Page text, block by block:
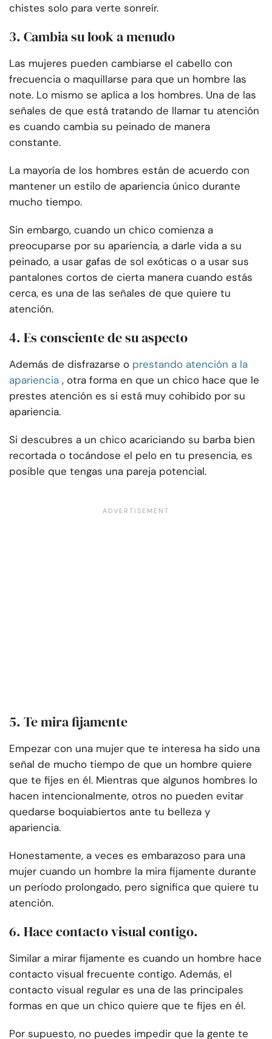
chistes solo para verte sonreír.
3. Cambia su look a menudo
Las mujeres pueden cambiarse el cabello con
frecuencia o maquillarse para que un hombre las
note. Lo mismo se aplica a los hombres. Una de las
señales de que está tratando de llamar tu atención
es cuando cambia su peinado de manera
constante.
La mayoría de los hombres están de acuerdo con
mantener un estilo de apariencia único durante
mucho tiempo.
Sin embargo, cuando un chico comienza a
preocuparse por su apariencia, a darle vida a su
peinado, a usar gafas de sol exóticas o a usar sus
pantalones cortos de cierta manera cuando estás
cerca, es una de las señales de que quiere tu
atención.
4. Es consciente de su aspecto
Además de disfrazarse o prestando atención a la
apariencia , otra forma en que un chico hace que le
prestes atención es si está muy cohibido por su
apariencia.
Si descubres a un chico acariciando su barba bien
recortada o tocándose el pelo en tu presencia, es
posible que tengas una pareja potencial.
5. Te mira fijamente
Empezar con una mujer que te interesa ha sido una
señal de mucho tiempo de que un hombre quiere
que te fijes en él. Mientras que algunos hombres lo
hacen intencionalmente, otros no pueden evitar
quedarse boquiabiertos ante tu belleza y
apariencia.
Honestamente, a veces es embarazoso para una
mujer cuando un hombre la mira fijamente durante
un período prolongado, pero significa que quiere tu
atención.
6. Hace contacto visual contigo.
Similar a mirar fijamente es cuando un hombre hace
contacto visual frecuente contigo. Además, el
contacto visual regular es una de las principales
formas en que un chico quiere que te fijes en él.
Por supuesto, no puedes impedir que la gente te